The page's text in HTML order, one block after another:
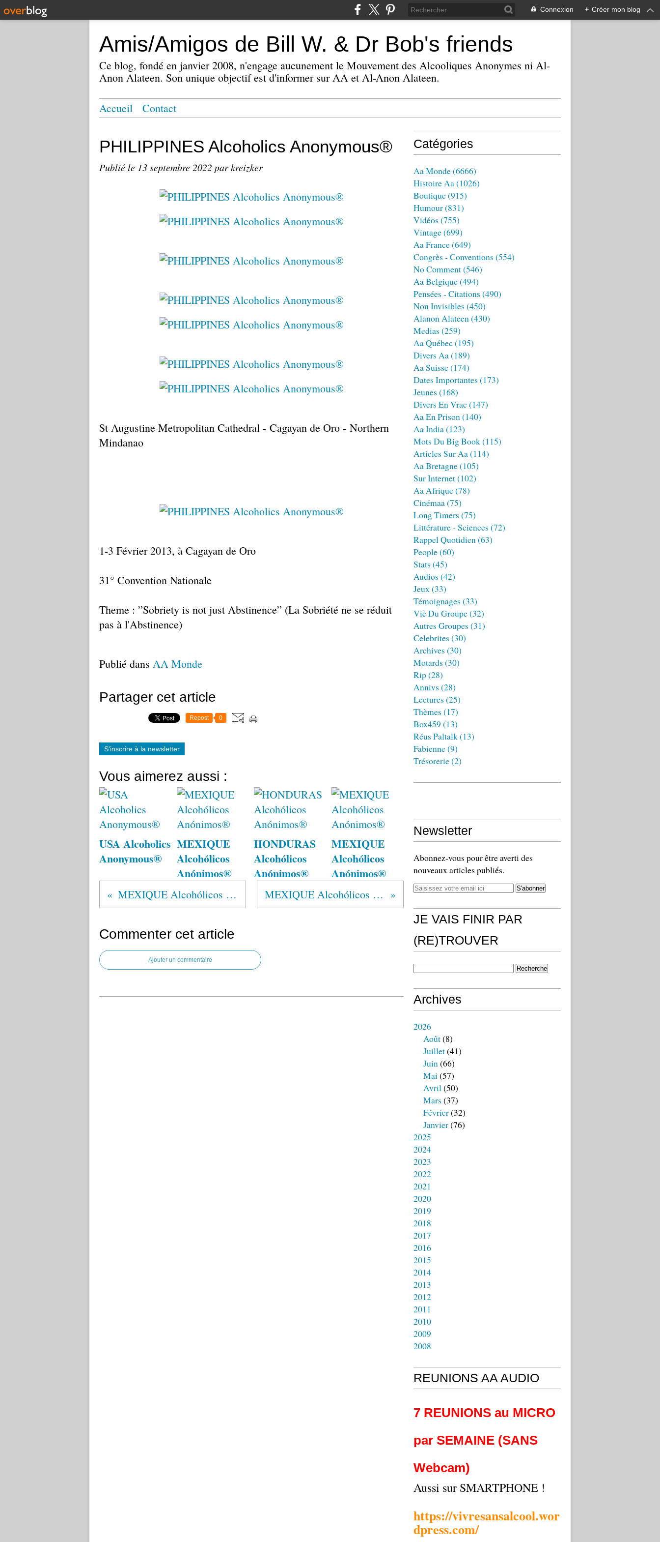
Connexion + Créer mon blog
Amis/Amigos de Bill W. & Dr Bob's friends
Ce blog, fondé en janvier 2008, n'engage aucunement le Mouvement des Alcooliques Anonymes ni Al-
Anon Alateen. Son unique objectif est d'informer sur AA et Al-Anon Alateen.
Accueil Contact
PHILIPPINES Alcoholics Anonymous®
Publié le 13 septembre 2022 par kreizker
St Augustine Metropolitan Cathedral - Cagayan de Oro - Northern
Mindanao
1-3 Février 2013, à Cagayan de Oro
31° Convention Nationale
Theme : ”Sobriety is not just Abstinence” (La Sobriété ne se réduit
pas à l'Abstinence)
Publié dans AA Monde
Partager cet article
Repost 0
S'inscrire à la newsletter
Vous aimerez aussi :
USA Alcoholics
Anonymous®
MEXIQUE
Alcohólicos
Anónimos®
HONDURAS
Alcohólicos
Anónimos®
MEXIQUE
Alcohólicos
Anónimos®
MEXIQUE Alcohólicos Anónimos® MEXIQUE Alcohólicos Anónimos®
Commenter cet article
Ajouter un commentaire
Catégories
Aa Monde(6666)
Histoire Aa(1026)
Boutique(915)
Humour(831)
Vidéos (755)
Vintage(699)
Aa France(649)
Congrès - Conventions (554)
No Comment(546)
Aa Belgique(494)
Pensées - Citations (490)
Non Invisibles (450)
Alanon Alateen(430)
Medias (259)
Aa Québec (195)
Divers Aa(189)
Aa Suisse(174)
Dates Importantes (173)
Jeunes (168)
Divers En Vrac (147)
Aa En Prison(140)
Aa India(123)
Mots Du Big Book(115)
Articles Sur Aa(114)
Aa Bretagne(105)
Sur Internet(102)
Aa Afrique(78)
Cinémaa(75)
Long Timers (75)
Littérature - Sciences (72)
Rappel Quotidien(63)
People(60)
Stats (45)
Audios (42)
Jeux(33)
Témoignages (33)
Vie Du Groupe(32)
Autres Groupes (31)
Celebrites (30)
Archives (30)
Motards (30)
Rip(28)
Annivs (28)
Lectures (25)
Thèmes (17)
Box459 (13)
Réus Paltalk(13)
Fabienne(9)
Trésorerie(2)
Newsletter
Abonnez-vous pour être averti des
nouveaux articles publiés.
JE VAIS FINIR PAR
(RE)TROUVER
Archives
2026
Août(8)
Juillet(41)
Juin(66)
Mai(57)
Avril(50)
Mars (37)
Février(32)
Janvier(76)
2025
2024
2023
2022
2021
2020
2019
2018
2017
2016
2015
2014
2013
2012
2011
2010
2009
2008
REUNIONS AA AUDIO
7 REUNIONS au MICRO
par SEMAINE (SANS
Webcam)
Aussi sur SMARTPHONE !
https://vivresansalcool.wor
dpress.com/